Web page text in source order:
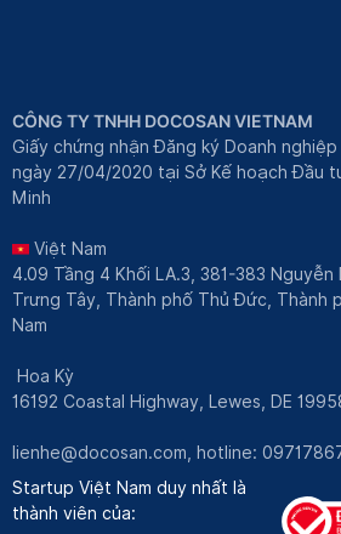
CÔNG TY TNHH DOCOSAN VIETNAM
Giấy chứng nhận Đăng ký Doanh
ngày 27/04/2020 tại Sở Kế hoạch Đầu
Minh
Việt Nam
4.09 Tầng 4 Khối LA.3, 381-383 Nguyễn
Trưng Tây, Thành phố Thủ Đức, Thành
Nam
Hoa Kỳ
16192 Coastal Highway, Lewes, DE
lienhe@docosan.com , hotline:
Startup Việt Nam duy nhất là
thành viên của: